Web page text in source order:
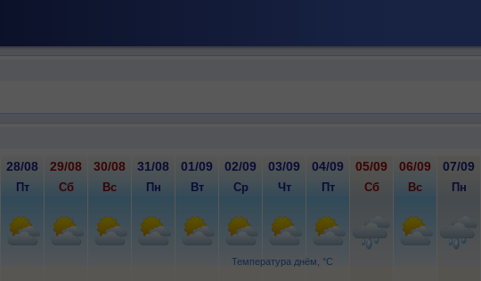
Температура днём, °C
28/08 29/08 30/08 31/08 01/09 02/09 03/09 04/09 05/09 06/09 07/09
Пт Сб Вс Пн Вт Ср Чт Пт Сб Вс Пн